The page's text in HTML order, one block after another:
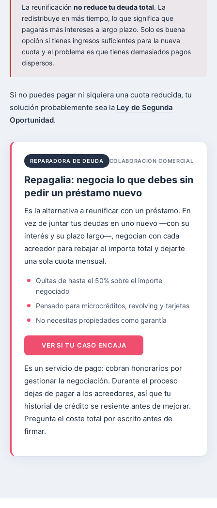
La reunificación no reduce tu deuda total. La
redistribuye en más tiempo, lo que significa que
pagarás más intereses a largo plazo. Solo es buena
opción si tienes ingresos suficientes para la nueva
cuota y el problema es que tienes demasiados pagos
dispersos.
Si no puedes pagar ni siquiera una cuota reducida, tu
solución probablemente sea la Ley de Segunda
Oportunidad.
REPARADORA DE DEUDA COLABORACIÓN COMERCIAL
Repagalia: negocia lo que debes sin
pedir un préstamo nuevo
Es la alternativa a reunificar con un préstamo. En
vez de juntar tus deudas en uno nuevo —con su
interés y su plazo largo—, negocian con cada
acreedor para rebajar el importe total y dejarte
una sola cuota mensual.
Quitas de hasta el 50% sobre el importe
negociado
Pensado para microcréditos, revolving y tarjetas
No necesitas propiedades como garantía
VER SI TU CASO ENCAJA
Es un servicio de pago: cobran honorarios por
gestionar la negociación. Durante el proceso
dejas de pagar a los acreedores, así que tu
historial de crédito se resiente antes de mejorar.
Pregunta el coste total por escrito antes de
firmar.